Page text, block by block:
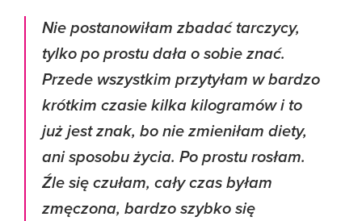
Nie postanowiłam zbadać tarczycy,
tylko po prostu dała o sobie znać.
Przede wszystkim przytyłam w bardzo
krótkim czasie kilka kilogramów i to
już jest znak, bo nie zmieniłam diety,
ani sposobu życia. Po prostu rosłam.
Źle się czułam, cały czas byłam
zmęczona, bardzo szybko się